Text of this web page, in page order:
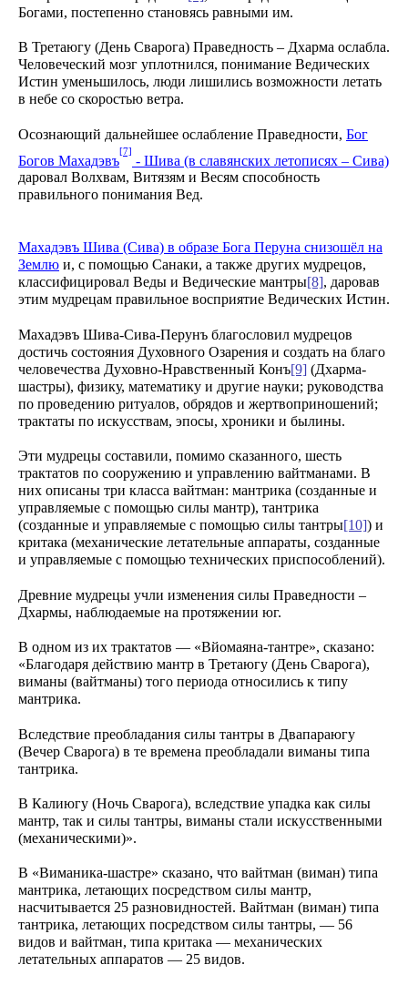
Богами, постепенно становясь равными им.
В Третаюгу (День Сварога) Праведность – Дхарма ослабла.
Человеческий мозг уплотнился, понимание Ведических
Истин уменьшилось, люди лишились возможности летать
в небе со скоростью ветра.
Осознающий дальнейшее ослабление Праведности, Бог
Богов Махадэвъ
[7]
- Шива (в славянских летописях – Сива)
даровал Волхвам, Витязям и Весям способность
правильного понимания Вед.
Махадэвъ Шива (Сива) в образе Бога Перуна снизошёл на
Землю и, с помощью Санаки, а также других мудрецов,
классифицировал Веды и Ведические мантры[8], даровав
этим мудрецам правильное восприятие Ведических Истин.
Махадэвъ Шива-Сива-Перунъ благословил мудрецов
достичь состояния Духовного Озарения и создать на благо
человечества Духовно-Нравственный Конъ[9] (Дхарма-
шастры), физику, математику и другие науки; руководства
по проведению ритуалов, обрядов и жертвоприношений;
трактаты по искусствам, эпосы, хроники и былины.
Эти мудрецы составили, помимо сказанного, шесть
трактатов по сооружению и управлению вайтманами. В
них описаны три класса вайтман: мантрика (созданные и
управляемые с помощью силы мантр), тантрика
(созданные и управляемые с помощью силы тантры[10]) и
критака (механические летательные аппараты, созданные
и управляемые с помощью технических приспособлений).
Древние мудрецы учли изменения силы Праведности –
Дхармы, наблюдаемые на протяжении юг.
В одном из их трактатов — «Вйомаяна-тантре», сказано:
«Благодаря действию мантр в Третаюгу (День Сварога),
виманы (вайтманы) того периода относились к типу
мантрика.
Вследствие преобладания силы тантры в Двапараюгу
(Вечер Сварога) в те времена преобладали виманы типа
тантрика.
В Калиюгу (Ночь Сварога), вследствие упадка как силы
мантр, так и силы тантры, виманы стали искусственными
(механическими)».
В «Виманика-шастре» сказано, что вайтман (виман) типа
мантрика, летающих посредством силы мантр,
насчитывается 25 разновидностей. Вайтман (виман) типа
тантрика, летающих посредством силы тантры, — 56
видов и вайтман, типа критака — механических
летательных аппаратов — 25 видов.